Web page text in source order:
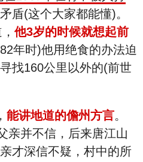
盾(这个大家都能懂)。
他3岁的时候就想起前
年时)他用绝食的办法迫
找160公里以外的(前世
能讲地道的儋州方言。
亲并不信，后来唐江山
才深信不疑，村中的所